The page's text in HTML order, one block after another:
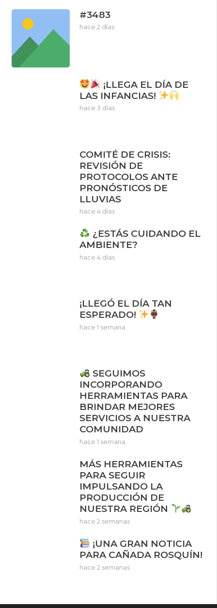
#3483
hace 2 días
¡LLEGA EL DÍA DE
LAS INFANCIAS!
hace 3 días
COMITÉ DE CRISIS:
REVISIÓN DE
PROTOCOLOS ANTE
PRONÓSTICOS DE
LLUVIAS
hace 4 días
¿ESTÁS CUIDANDO EL
AMBIENTE?
hace 4 días
¡LLEGÓ EL DÍA TAN
ESPERADO!
hace 1 semana
SEGUIMOS
INCORPORANDO
HERRAMIENTAS PARA
BRINDAR MEJORES
SERVICIOS A NUESTRA
COMUNIDAD
hace 1 semana
MÁS HERRAMIENTAS
PARA SEGUIR
IMPULSANDO LA
PRODUCCIÓN DE
NUESTRA REGIÓN
hace 2 semanas
¡UNA GRAN NOTICIA
PARA CAÑADA ROSQUÍN!
hace 2 semanas